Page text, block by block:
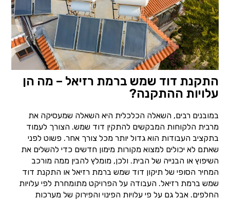
התקנת דוד שמש ברמת רזיאל – מה הן
עלויות ההתקנה?
במובנים רבים, השאלה הכלכלית היא השאלה שמעסיקה את
מרבית הלקוחות המבקשים להתקין דוד שמש. הצורך לעמוד
בתקציב העבודות הוא גדול יותר מכל צורך אחר. פשוט לפני
שאתם לא יכולים למצוא מקורות מימון חדשים כדי להשלים את
השיפוץ או הבנייה של הבית. ולכן, מומלץ להבין ממה מורכב
המחיר הסופי של תיקון דוד שמש ברמת רזיאל או התקנת דוד
שמש ברמת רזיאל. העבודה על הפרויקט מתומחרת לפי עלויות
החלפים. אבל גם על פי עלויות הפינוי והפירוק של מערכות